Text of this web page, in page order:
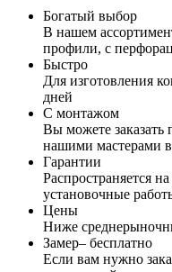
Богатый выбор
В нашем
профили, с
Быстро
Для изготовления
дней
С монтажом
Вы можете заказать
нашими мастерами
Гарантии
Распространяется
установочные
Цены
Ниже
Замер– бесплатно
Если вам нужно